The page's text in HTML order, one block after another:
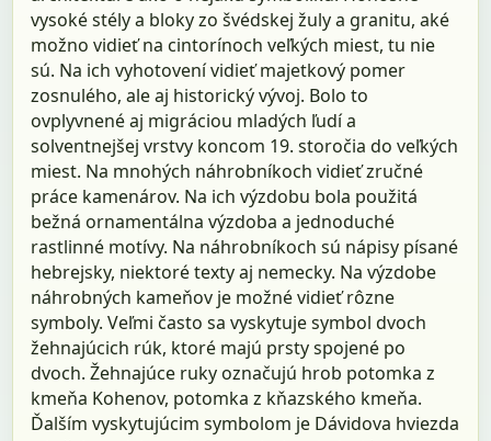
vysoké stély a bloky zo švédskej žuly a granitu, aké
možno vidieť na cintorínoch veľkých miest, tu nie
sú. Na ich vyhotovení vidieť majetkový pomer
zosnulého, ale aj historický vývoj. Bolo to
ovplyvnené aj migráciou mladých ľudí a
solventnejšej vrstvy koncom 19. storočia do veľkých
miest. Na mnohých náhrobníkoch vidieť zručné
práce kamenárov. Na ich výzdobu bola použitá
bežná ornamentálna výzdoba a jednoduché
rastlinné motívy. Na náhrobníkoch sú nápisy písané
hebrejsky, niektoré texty aj nemecky. Na výzdobe
náhrobných kameňov je možné vidieť rôzne
symboly. Veľmi často sa vyskytuje symbol dvoch
žehnajúcich rúk, ktoré majú prsty spojené po
dvoch. Žehnajúce ruky označujú hrob potomka z
kmeňa Kohenov, potomka z kňazského kmeňa.
Ďalším vyskytujúcim symbolom je Dávidova hviezda